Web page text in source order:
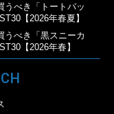
うべき「トートバッ
【2026年春夏】
うべき「黒スニーカ
【2026年春】